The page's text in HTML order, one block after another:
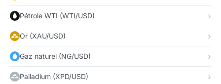
Pétrole WTI (WTI/USD)
Or (XAU/USD)
Gaz naturel (NG/USD)
Palladium (XPD/USD)